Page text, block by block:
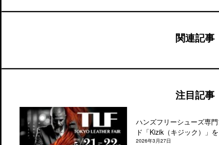
関連記事
注目記事
ハンズフリーシューズ専
ド「Kizik（キジック）」
2026年3月27日